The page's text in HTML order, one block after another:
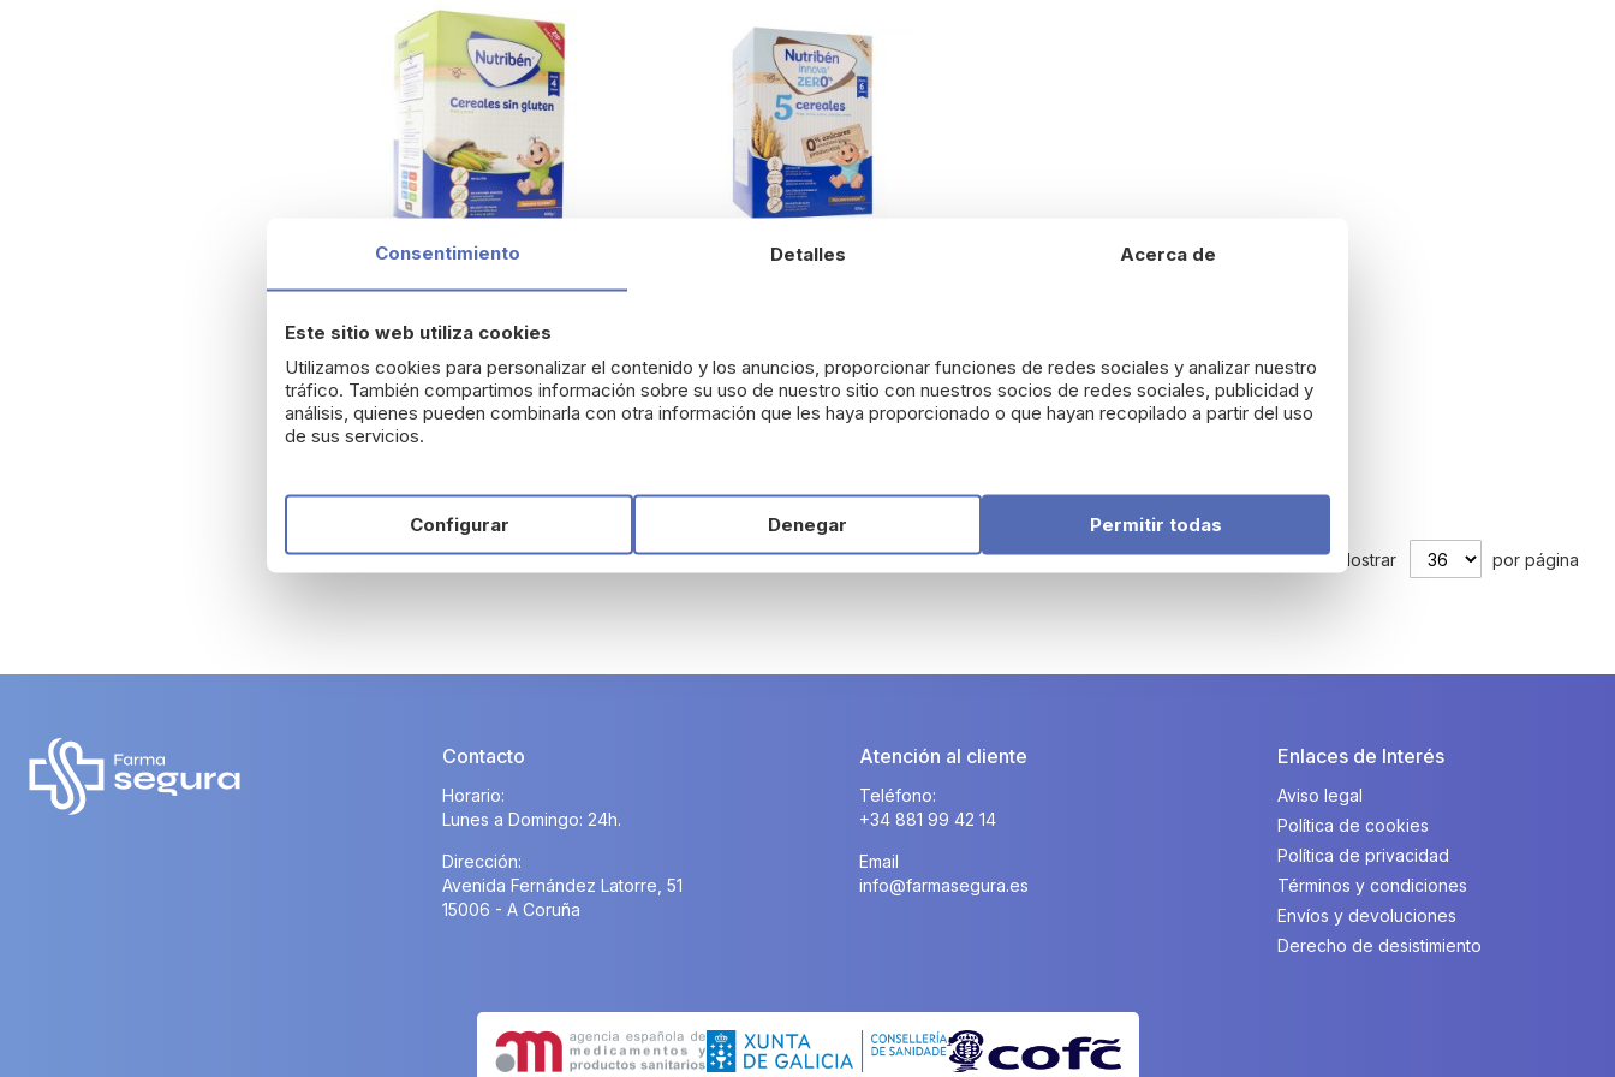
Nutribén Cereales Sin Gluten
600 g
5,69 €
Añadir
Cereales
7,18 €
Añadir
Mostrar por página
Consentimiento Detalles Acerca de
Este sitio web utiliza cookies
Utilizamos cookies para personalizar el contenido y los anuncios, proporcionar funciones de redes sociales y analizar nuestro
tráfico. También compartimos información sobre su uso de nuestro sitio con nuestros socios de redes sociales, publicidad y
análisis, quienes pueden combinarla con otra información que les haya proporcionado o que hayan recopilado a partir del uso
de sus servicios.
Configurar Denegar Permitir todas
Contacto
Horario:
Lunes a Domingo: 24h.
Dirección:
Avenida Fernández Latorre, 51
15006 - A Coruña
Atención al cliente
Teléfono:
+34 881 99 42 14
Email
info@farmasegura.es
Enlaces de Interés
Aviso legal
Política de cookies
Política de privacidad
Términos y condiciones
Envíos y devoluciones
Derecho de desistimiento